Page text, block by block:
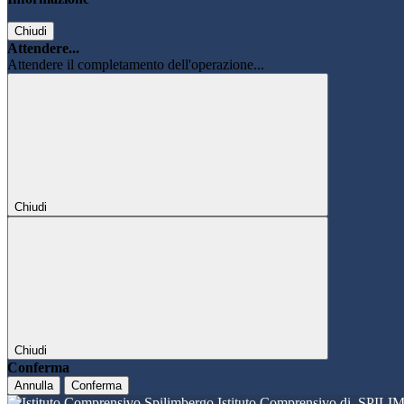
Chiudi
Attendere...
Attendere il completamento dell'operazione...
Chiudi
Chiudi
Conferma
Annulla Conferma